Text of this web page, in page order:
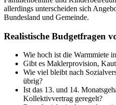
allerdings unterscheiden sich
Bundesland und Gemeinde.
Realistische Budgetfragen
Wie hoch ist die Warmmiete
Gibt es Maklerprovision,
Wie viel bleibt nach
übrig?
Ist das 13. und 14.
Kollektivvertrag geregelt?